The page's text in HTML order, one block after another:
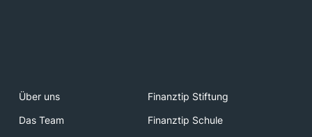
Über uns
Finanztip Stiftung
Das Team
Finanztip Schule